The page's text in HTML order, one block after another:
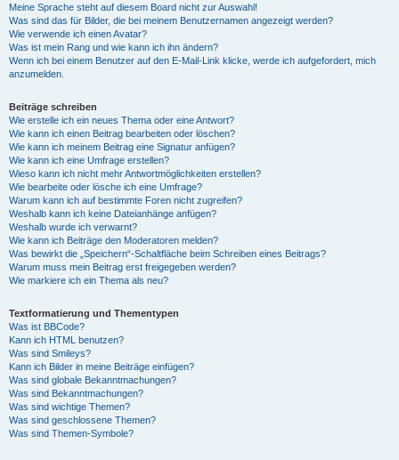
Meine Sprache steht auf diesem Board nicht zur Auswahl!
Was sind das für Bilder, die bei meinem Benutzernamen angezeigt werden?
Wie verwende ich einen Avatar?
Was ist mein Rang und wie kann ich ihn ändern?
Wenn ich bei einem Benutzer auf den E-Mail-Link klicke, werde ich aufgefordert, mich
anzumelden.
Beiträge schreiben
Wie erstelle ich ein neues Thema oder eine Antwort?
Wie kann ich einen Beitrag bearbeiten oder löschen?
Wie kann ich meinem Beitrag eine Signatur anfügen?
Wie kann ich eine Umfrage erstellen?
Wieso kann ich nicht mehr Antwortmöglichkeiten erstellen?
Wie bearbeite oder lösche ich eine Umfrage?
Warum kann ich auf bestimmte Foren nicht zugreifen?
Weshalb kann ich keine Dateianhänge anfügen?
Weshalb wurde ich verwarnt?
Wie kann ich Beiträge den Moderatoren melden?
Was bewirkt die „Speichern“-Schaltfläche beim Schreiben eines Beitrags?
Warum muss mein Beitrag erst freigegeben werden?
Wie markiere ich ein Thema als neu?
Textformatierung und Thementypen
Was ist BBCode?
Kann ich HTML benutzen?
Was sind Smileys?
Kann ich Bilder in meine Beiträge einfügen?
Was sind globale Bekanntmachungen?
Was sind Bekanntmachungen?
Was sind wichtige Themen?
Was sind geschlossene Themen?
Was sind Themen-Symbole?